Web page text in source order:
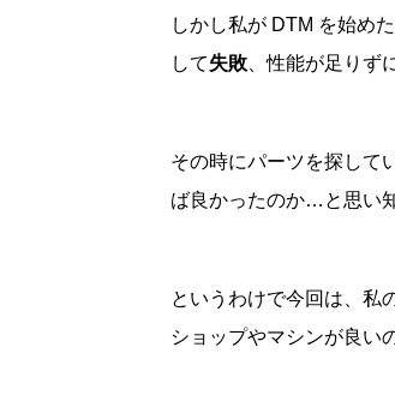
しかし私が DTM を始め
して失敗 、性能が足りず
その時にパーツを探して
ば良かったのか…と思い
というわけで今回は、私
ショップやマシンが良い